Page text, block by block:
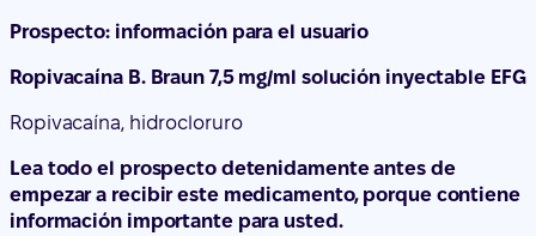
Lea todo el prospecto detenidamente antes de
información importante para usted.
Conserve este prospecto, ya que puede tener que
volver a leerlo.
Si tiene alguna duda, consulte a su médico o
farmacéutico.